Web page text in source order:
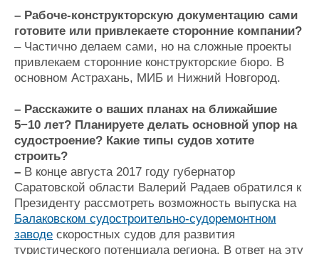
– Рабоче-конструкторскую документацию сами
готовите или привлекаете сторонние компании?
– Частично делаем сами, но на сложные проекты
привлекаем сторонние конструкторские бюро. В
основном Астрахань, МИБ и Нижний Новгород.
– Расскажите о ваших планах на ближайшие
5−10 лет? Планируете делать основной упор на
судостроение? Какие типы судов хотите
строить?
– В конце августа 2017 году губернатор
Саратовской области Валерий Радаев обратился к
Президенту рассмотреть возможность выпуска на
Балаковском судостроительно-судоремонтном
заводе скоростных судов для развития
туристического потенциала региона. В ответ на эту